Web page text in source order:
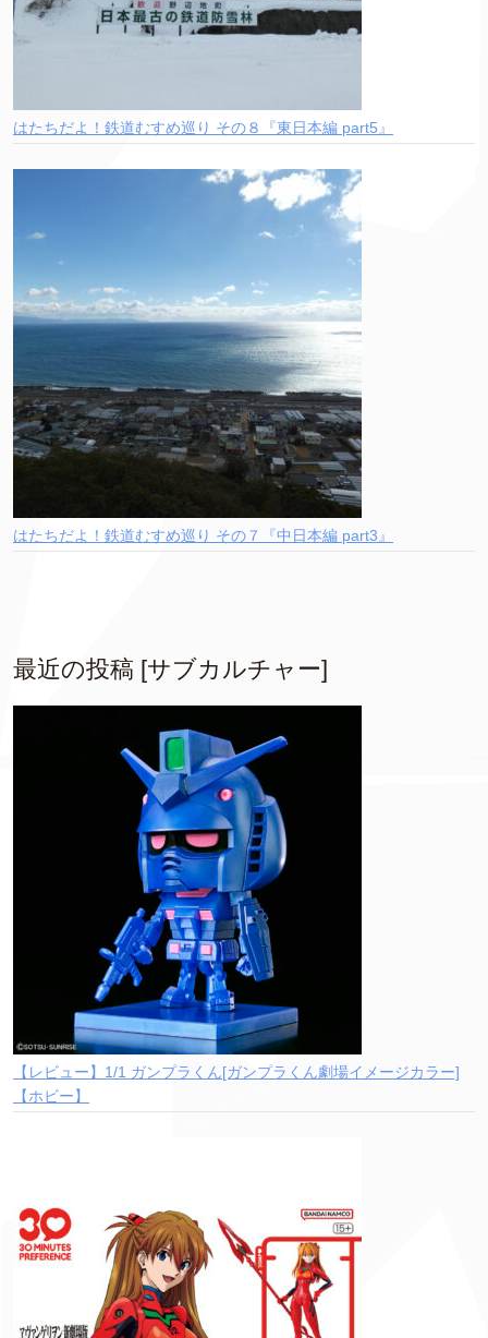
はたちだよ！鉄道むすめ巡り その８『東日本編 part5』
はたちだよ！鉄道むすめ巡り その７『中日本編 part3』
最近の投稿 [サブカルチャー]
【レビュー】1/1 ガンプラくん[ガンプラくん劇場イメージカラー]
【ホビー】